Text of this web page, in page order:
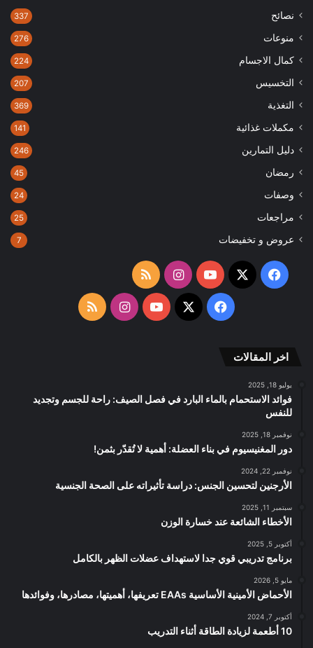
نصائح 337
منوعات 276
كمال الاجسام 224
التخسيس 207
التغذية 369
مكملات غذائية 141
دليل التمارين 246
رمضان 45
وصفات 24
مراجعات 25
عروض و تخفيضات 7
فيسبوك
‫X
‫YouTubeانستقرامملخص
الموقع
فيسبوك
‫X
‫YouTubeانستقرامملخص
اخر المقالات
يوليو 18, 2025
فوائد الاستحمام بالماء البارد في فصل الصيف: راحة للجسم وتجديد
للنفس
نوفمبر 18, 2025
دور المغنيسيوم في بناء العضلة: أهمية لا تُقدّر بثمن!
نوفمبر 22, 2024
الأرجنين لتحسين الجنس: دراسة تأثيراته على الصحة الجنسية
سبتمبر 11, 2025
الأخطاء الشائعة عند خسارة الوزن
أكتوبر 5, 2025
برنامج تدريبي قوي جدا لاستهداف عضلات الظهر بالكامل
مايو 5, 2026
الأحماض الأمينية الأساسية EAAs تعريفها، أهميتها، مصادرها، وفوائدها
أكتوبر 7, 2024
10 أطعمة لزيادة الطاقة أثناء التدريب